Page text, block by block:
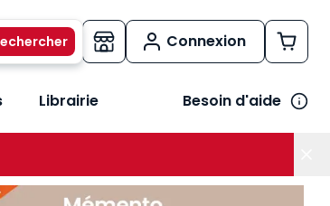
Connexion
Vos besoins
Librairie Besoin d'aide